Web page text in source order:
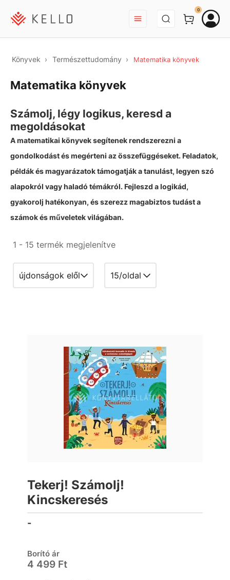
BEJELENTKEZÉS
0
Könyvek Természettudomány Matematika könyvek
Matematika könyvek
Számolj, légy logikus, keresd a
megoldásokat
A matematikai könyvek segítenek rendszerezni a
gondolkodást és megérteni az összefüggéseket. Feladatok,
példák és magyarázatok támogatják a tanulást, legyen szó
alapokról vagy haladó témákról. Fejleszd a logikád,
gyakorolj hatékonyan, és szerezz magabiztos tudást a
számok és műveletek világában.
1 - 15 termék megjelenítve
Tekerj! Számolj!
Kincskeresés
-
Borító ár
4 499 Ft